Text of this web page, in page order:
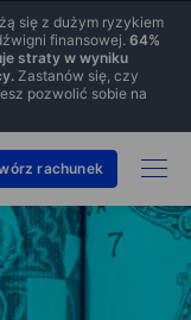
się z dużym ryzykiem
finansowej. 64%
straty w wyniku
Zastanów się, czy
pozwolić sobie na
rachunek